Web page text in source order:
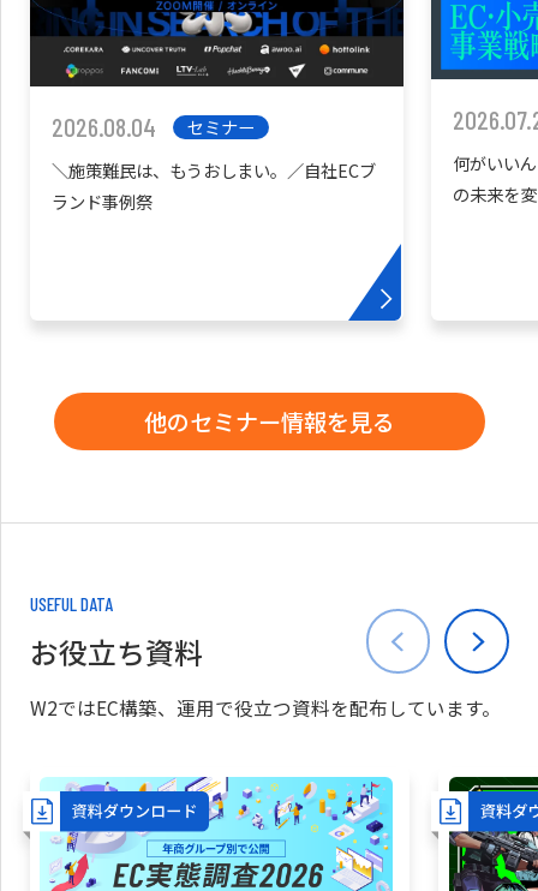
2026.08.04
セミナー
＼施策難民は、もうおしまい。／自社ECブ
ランド事例祭
何がいい
の未来を
他のセミナー情報を見る
USEFUL DATA
お役立ち資料
W2ではEC構築、運用で役立つ資料を配布しています。